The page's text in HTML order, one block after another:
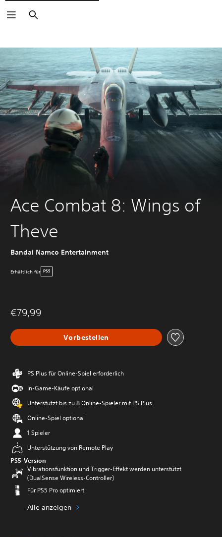
Suchen
Ace Combat 8: Wings of
Theve
Bandai Namco Entertainment
Erhältlich für PS5
€79,99
Vorbestellen
PS Plus für Online-Spiel erforderlich
In-Game-Käufe optional
Unterstützt bis zu 8 Online-Spieler mit PS Plus
Online-Spiel optional
1 Spieler
Unterstützung von Remote Play
PS5-Version
Vibrationsfunktion und Trigger-Effekt werden unterstützt
(DualSense Wireless-Controller)
Für PS5 Pro optimiert
Alle anzeigen